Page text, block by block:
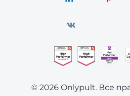
© 2026 Onlypult. Все